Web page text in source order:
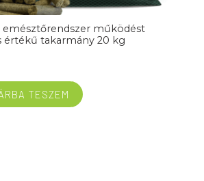
emésztőrendszer működést
takarmány 20 kg
TESZEM